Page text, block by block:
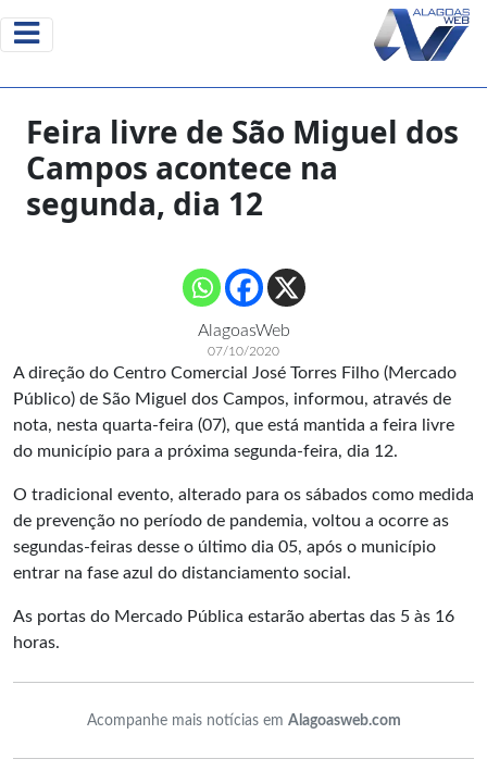
Feira livre de São Miguel dos
Campos acontece na
segunda, dia 12
AlagoasWeb
07/10/2020
A direção do Centro Comercial José Torres Filho (Mercado
Público) de São Miguel dos Campos, informou, através de
nota, nesta quarta-feira (07), que está mantida a feira livre
do município para a próxima segunda-feira, dia 12.
O tradicional evento, alterado para os sábados como medida
de prevenção no período de pandemia, voltou a ocorre as
segundas-feiras desse o último dia 05, após o município
entrar na fase azul do distanciamento social.
As portas do Mercado Pública estarão abertas das 5 às 16
horas.
Acompanhe mais notícias em Alagoasweb.com